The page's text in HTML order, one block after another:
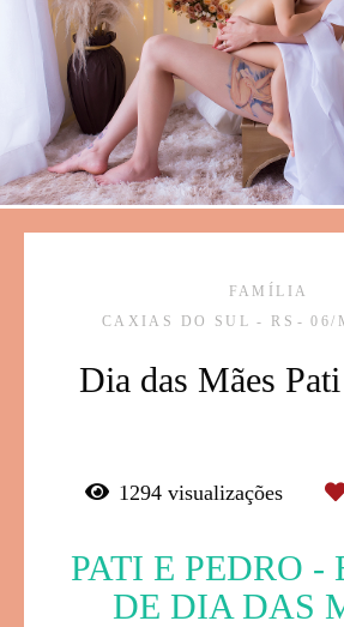
FAMÍLIA
CAXIAS DO SUL - RS
06/
Dia das Mães
1294 visualizações
PATI E PEDRO -
DE DIA DAS